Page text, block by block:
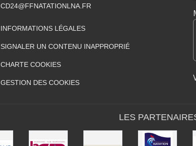
CD24@FFNATATIONLNA.FR
INFORMATIONS LÉGALES
SIGNALER UN CONTENU INAPPROPRIÉ
CHARTE COOKIES
GESTION DES COOKIES
LES